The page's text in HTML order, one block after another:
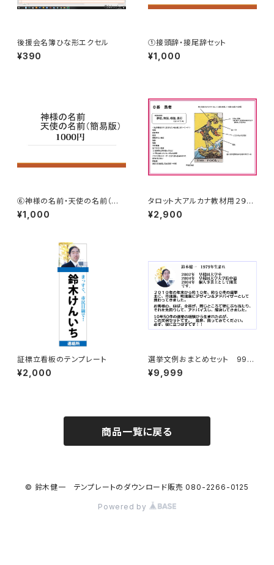
後援会名簿ひな形エクセル
¥390
①接頭辞・接尾辞セット
¥1,000
⑥神様の名前・天使の名前（簡
易版）
¥1,000
タロット大アルカナ教材用２９０
０円
¥2,900
証標立看板のテンプレート
¥2,000
選挙文例おまとめセット 999
9円(パソコンにしかダウンロー
ド出来ません、スマホは開けま
¥9,999
商品一覧に戻る
© 鈴木健一 テンプレートのダウンロード販売 080-2266-0125
Powered by